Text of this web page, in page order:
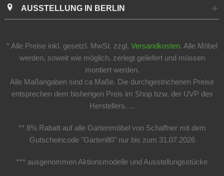
AUSSTELLUNG IN BERLIN
* Alle Preise inkl. gesetzl. MwSt. zzgl. Versandkosten. Alle Möbel
werden, soweit wie möglich, zerlegt geliefert und müssen
montiert werden.
Alle Maßangaben sind ca Maße. Die durchgestrichenen Preise
entsprechen dem bisherigen Preis im Shop bzw. der UVP des
Herstellers. ...
** 8% Rabatt auf alle Gartenmöbel von Schaffner mit dem
Gutscheincode "Garten80" nur bis zum 31.07.2026
*** ausgenommen Aktionsmodelle und Ausstellungsstücke